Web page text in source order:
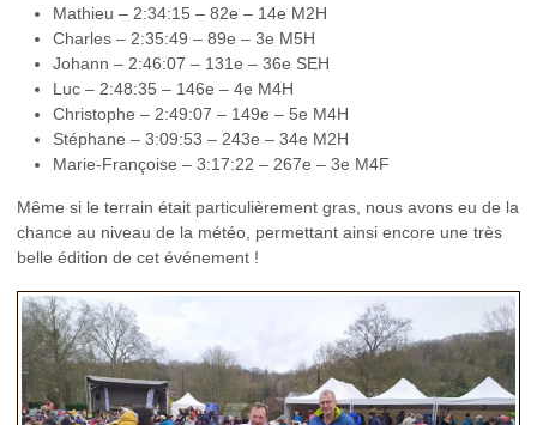
Mathieu – 2:34:15 – 82e – 14e M2H
Charles – 2:35:49 – 89e – 3e M5H
Johann – 2:46:07 – 131e – 36e SEH
Luc – 2:48:35 – 146e – 4e M4H
Christophe – 2:49:07 – 149e – 5e M4H
Stéphane – 3:09:53 – 243e – 34e M2H
Marie-Françoise – 3:17:22 – 267e – 3e M4F
Même si le terrain était particulièrement gras, nous avons eu de la
chance au niveau de la météo, permettant ainsi encore une très
belle édition de cet événement !